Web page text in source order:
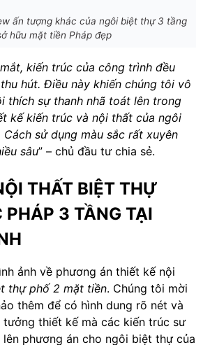
ấn tượng khác của ngôi biệt thự 3 tầng
hữu mặt tiền Pháp đẹp
kiến trúc của công trình đều
hút. Điều này khiến chúng tôi vô
thích sự thanh nhã toát lên trong
kế kiến trúc và nội thất của ngôi
sử dụng màu sắc rất xuyên
sâu” – chủ đầu tư chia sẻ.
THẤT BIỆT THỰ
PHÁP 3 TẦNG TẠI
ảnh về phương án thiết kế nội
thự phố 2 mặt tiền. Chúng tôi mời
thêm để có hình dung rõ nét và
thiết kế mà các kiến trúc sư
phương án cho ngôi biệt thự của